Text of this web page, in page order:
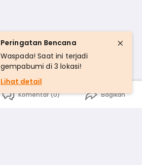
Komentar (0) Bagikan
Peringatan Bencana
Waspada! Saat ini terjadi
gempabumi di 3 lokasi!
Lihat detail